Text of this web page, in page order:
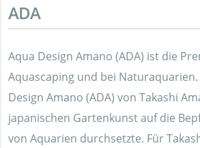
ADA
Aqua Design Amano (ADA) ist die
Aquascaping und bei
Design Amano (ADA) von Takashi
japanischen Gartenkunst auf die
von Aquarien durchsetzte. Für